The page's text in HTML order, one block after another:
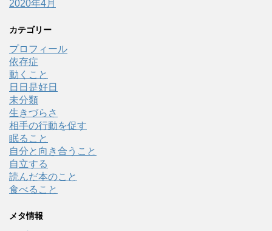
2020年4月
カテゴリー
プロフィール
依存症
動くこと
日日是好日
未分類
生きづらさ
相手の行動を促す
眠ること
自分と向き合うこと
自立する
読んだ本のこと
食べること
メタ情報